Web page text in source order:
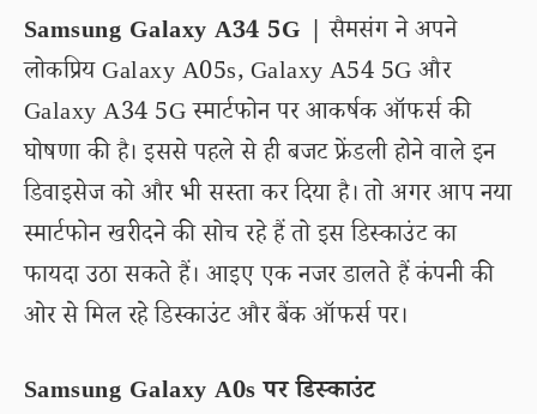
Samsung Galaxy A34 5G | सैमसंग ने अपने
लोकप्रिय Galaxy A05s, Galaxy A54 5G और
Galaxy A34 5G स्मार्टफोन पर आकर्षक ऑफर्स की
घोषणा की है। इससे पहले से ही बजट फ्रेंडली होने वाले इन
डिवाइसेज को और भी सस्ता कर दिया है। तो अगर आप नया
स्मार्टफोन खरीदने की सोच रहे हैं तो इस डिस्काउंट का
फायदा उठा सकते हैं। आइए एक नजर डालते हैं कंपनी की
ओर से मिल रहे डिस्काउंट और बैंक ऑफर्स पर।
Samsung Galaxy A0s पर डिस्काउंट